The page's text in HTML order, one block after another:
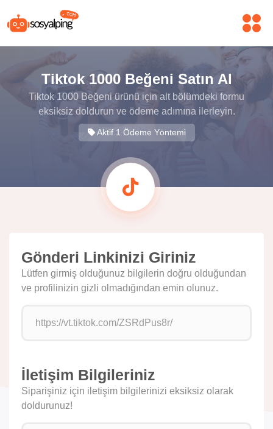
Tiktok 1000 Beğeni Satın Al
Tiktok 1000 Beğeni ürünü için alt bölümdeki formu
eksiksiz doldurun ve ödeme adımına ilerleyin.
Aktif 1 Ödeme Yöntemi
Gönderi Linkinizi Giriniz
Lütfen girmiş olduğunuz bilgilerin doğru olduğundan
ve profilinizin gizli olmadığından emin olunuz.
İletişim Bilgileriniz
Siparişiniz için iletişim bilgilerinizi eksiksiz olarak
doldurunuz!